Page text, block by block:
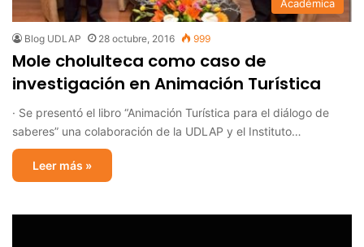
Académica
Blog UDLAP 28 octubre, 2016 999
Mole cholulteca como caso de
investigación en Animación Turística
· Se presentó el libro “Animación Turística para el diálogo de
saberes” una colaboración de la UDLAP y el Instituto…
Leer más »